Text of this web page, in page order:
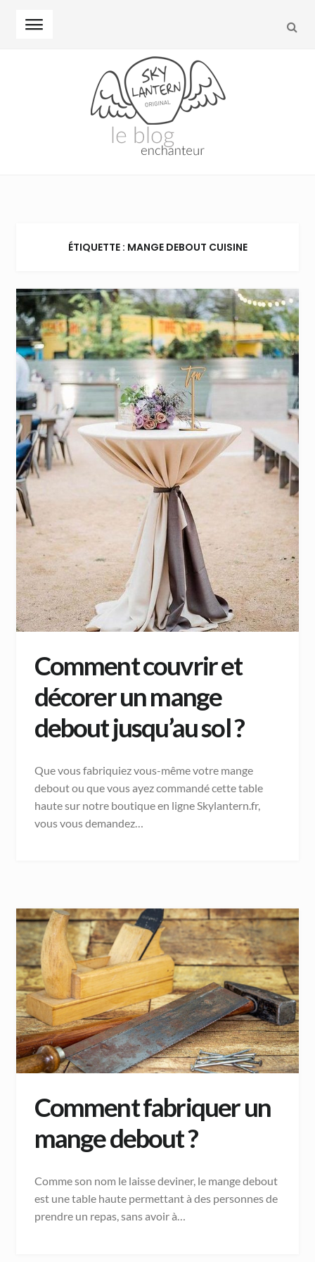
ÉTIQUETTE : MANGE DEBOUT CUISINE
Comment couvrir et
décorer un mange
debout jusqu’au sol ?
Que vous fabriquiez vous-même votre mange
debout ou que vous ayez commandé cette table
haute sur notre boutique en ligne Skylantern.fr,
vous vous demandez…
Comment fabriquer un
mange debout ?
Comme son nom le laisse deviner, le mange debout
est une table haute permettant à des personnes de
prendre un repas, sans avoir à…